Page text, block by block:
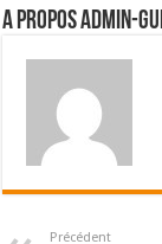
A propos admin-
Précédent